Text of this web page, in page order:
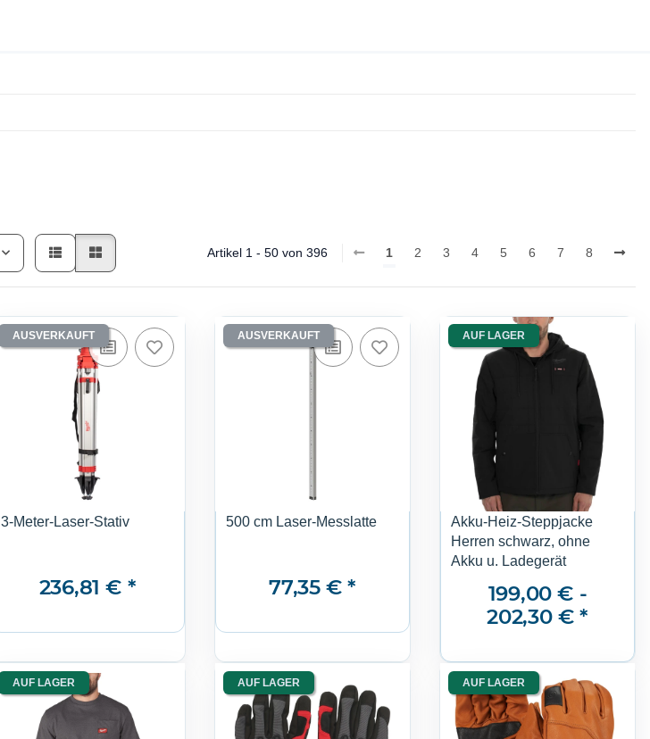
Artikel 1 - 50 von 396 1 2 3 4 5 6 7 8
AUSVERKAUFT
3-Meter-Laser-Stativ
236,81 € *
AUSVERKAUFT
500 cm Laser-Messlatte
77,35 €*
AUF LAGER
Akku-Heiz-Steppjacke
Herren schwarz, ohne
Akku u. Ladegerät
199,00 € -
202,30 €*
AUF LAGER AUF LAGER AUF LAGER